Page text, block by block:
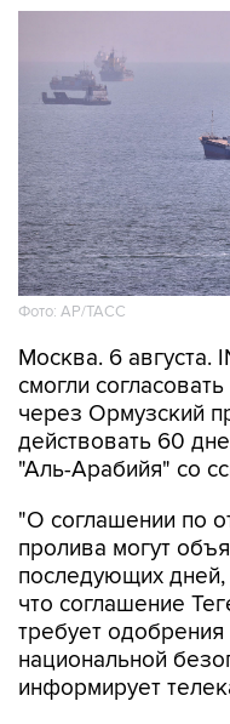
Фото: AP/ТАСС
Москва. 6 августа.
смогли
через Ормузский
действовать 60
"Аль-Арабийя" со
"О соглашении по
пролива могут
последующих дней,
что соглашение
требует
национальной
информирует